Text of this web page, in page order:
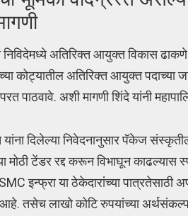
निविदेमध्ये अतिरिक्त आयुक्त विकास
कोट्यातील अतिरिक्त आयुक्त
पाठवावे. अशी मागणी शिंदे यांनी
यांना दिलेल्या निवेदनानुसार पॅकेज
टेंडर रद्द करून विभाघून काढल्यास
इन्फ्रा या ठेकेदारांच्या
तसेच लाखो कोटि रुपयांच्या अर्थसंकल्प